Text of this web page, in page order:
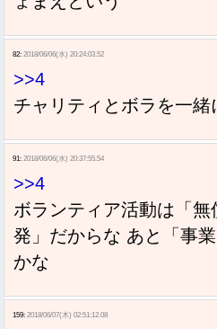
82: 2018/06/06(水) 20:24:03.52
>>4
チャリティとボラを一
91: 2018/06/06(水) 20:37:55.54
>>4
ボランティア活動は「無
発」だからな あと「事
かな
159: 2018/06/07(木) 02:51:12.08